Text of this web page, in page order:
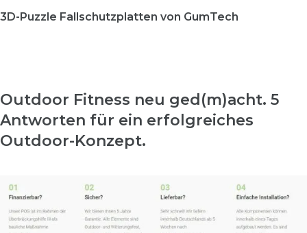
3D-Puzzle Fallschutzplatten von GumTech
Outdoor Fitness neu ged(m)acht. 5
Antworten für ein erfolgreiches
Outdoor-Konzept.